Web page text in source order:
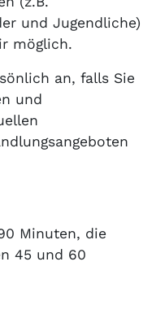
und Jugendliche)
möglich.
an, falls Sie
und
Minuten, die
45 und 60